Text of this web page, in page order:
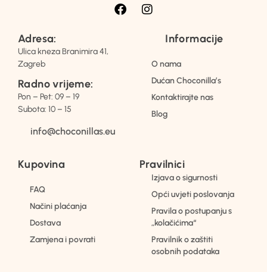
Adresa:
Ulica kneza Branimira 41,
Zagreb
Radno vrijeme:
Pon – Pet: 09 – 19
Subota: 10 – 15
info@choconillas.eu
Informacije
O nama
Dućan Choconilla’s
Kontaktirajte nas
Blog
Kupovina
FAQ
Načini plaćanja
Dostava
Zamjena i povrati
Pravilnici
Izjava o sigurnosti
Opći uvjeti poslovanja
Pravila o postupanju s
„kolačićima“
Pravilnik o zaštiti
osobnih podataka